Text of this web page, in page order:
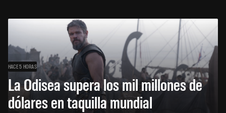
HACE 5 HORAS
La Odisea supera los mil millones de
dólares en taquilla mundial